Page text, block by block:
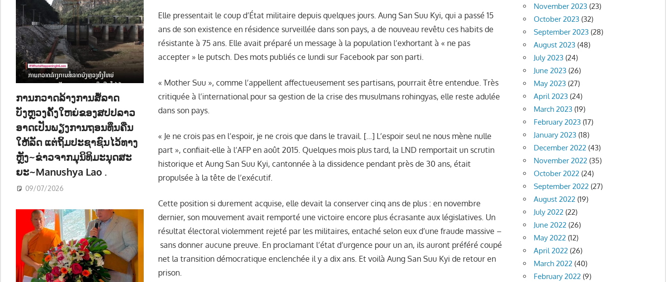
Elle pressentait le coup d’État militaire depuis quelques jours. Aung San Suu Kyi, qui a passé 15
ans de son existence en résidence surveillée dans son pays, a de nouveau revêtu ces habits de
résistante à 75 ans. Elle avait préparé un message à la population l’exhortant à « ne pas
accepter » le putsch. Des mots publiés ce lundi sur Facebook par son parti.
« Mother Suu », comme l’appellent affectueusement ses partisans, pourrait être entendue. Très
critiquée à l’international pour sa gestion de la crise des musulmans rohingyas, elle reste adulée
dans son pays.
« Je ne crois pas en l’espoir, je ne crois que dans le travail. […] L’espoir seul ne nous mène nulle
part », confiait-elle à l’AFP en août 2015. Quelques mois plus tard, la LND remportait un scrutin
historique et Aung San Suu Kyi, cantonnée à la dissidence pendant près de 30 ans, était
propulsée à la tête de l’exécutif.
Cette position si durement acquise, elle devait la conserver cinq ans de plus : en novembre
dernier, son mouvement avait remporté une victoire encore plus écrasante aux législatives. Un
résultat électoral violemment rejeté par les militaires, entaché selon eux d’une fraude massive –
sans donner aucune preuve. En proclamant l’état d’urgence pour un an, ils auront préféré coupé
net la transition démocratique enclenchée il y a dix ans. Et voilà Aung San Suu Kyi de retour en
prison.
ການກວາດລ້າງການສໍ້ລາດ
ບັງຫຼວງຄັ້ງໃຫຍ່ຂອງສປປລາວ
ອາດເປັນພຽງການຖອນທຶນຄືນ
ໃຫ້ລັດ ແຕ່ຖິ້ມປະຊາຊົນໄວ້ທາງ
ຫຼັງ~ຂ່າວຈາກມຸນິທິມະນຸດສະ
ຍະ~Manushya Lao .
09/07/2026
November 2023 (23)
October 2023 (32)
September 2023 (28)
August 2023 (48)
July 2023 (24)
June 2023 (26)
May 2023 (27)
April 2023 (24)
March 2023 (19)
February 2023 (17)
January 2023 (18)
December 2022 (43)
November 2022 (35)
October 2022 (24)
September 2022 (27)
August 2022 (19)
July 2022 (22)
June 2022 (26)
May 2022 (12)
April 2022 (26)
March 2022 (40)
February 2022 (9)